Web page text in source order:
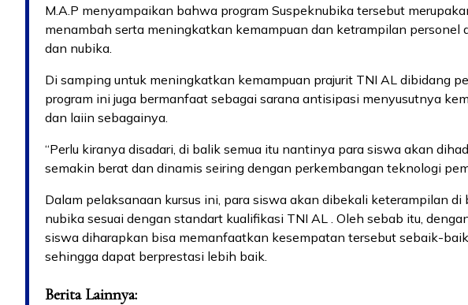
M.A.P menyampaikan bahwa program Suspeknubika tersebut
menambah serta meningkatkan kemampuan dan ketrampilan personel
dan nubika.
Di samping untuk meningkatkan kemampuan prajurit TNI AL dibidang
program ini juga bermanfaat sebagai sarana antisipasi menyusutnya
dan laiin sebagainya.
“Perlu kiranya disadari, di balik semua itu nantinya para siswa akan
semakin berat dan dinamis seiring dengan perkembangan teknologi
Dalam pelaksanaan kursus ini, para siswa akan dibekali keterampilan
nubika sesuai dengan standart kualifikasi TNI AL . Oleh sebab itu,
siswa diharapkan bisa memanfaatkan kesempatan tersebut sebaik-
sehingga dapat berprestasi lebih baik.
Berita Lainnya: